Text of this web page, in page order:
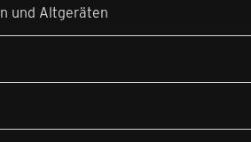
und Altgeräten